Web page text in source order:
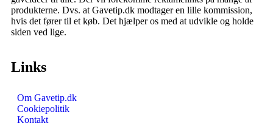
produkterne. Dvs. at Gavetip.dk modtager en lille kommission,
hvis det fører til et køb. Det hjælper os med at udvikle og holde
siden ved lige.
Links
Om Gavetip.dk
Cookiepolitik
Kontakt